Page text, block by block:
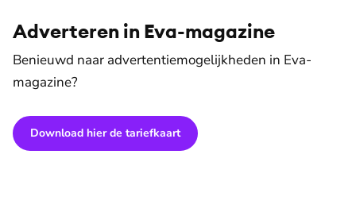
Adverteren in Eva-magazine
Benieuwd naar advertentiemogelijkheden in Eva-
magazine?
Download hier de tariefkaart